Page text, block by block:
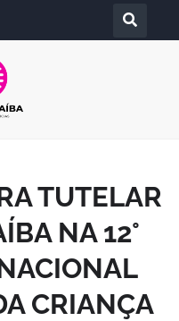
TUTELAR
NA 12°
CRIANÇA